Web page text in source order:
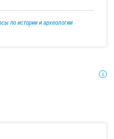
по истории и археологии